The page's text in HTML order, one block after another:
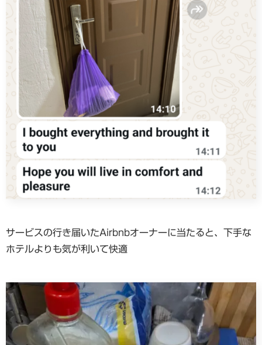
サービスの行き届いたAirbnbオーナーに当たると、下手な
ホテルよりも気が利いて快適